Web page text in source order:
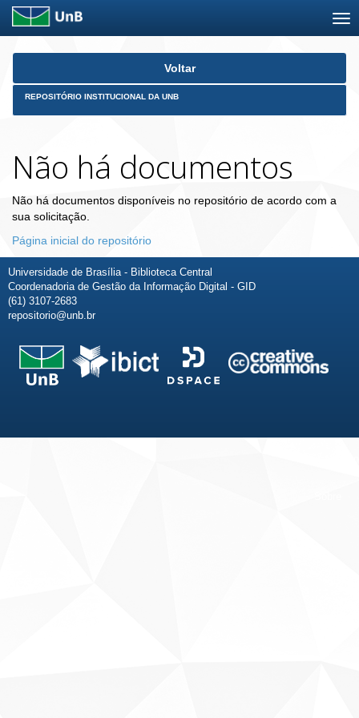
Skip
Voltar
REPOSITÓRIO INSTITUCIONAL DA UNB
Não há documentos
Não há documentos disponíveis no repositório de acordo com a
sua solicitação.
Página inicial do repositório
Universidade de Brasília - Biblioteca Central
Coordenadoria de Gestão da Informação Digital - GID
(61) 3107-2683
repositorio@unb.br